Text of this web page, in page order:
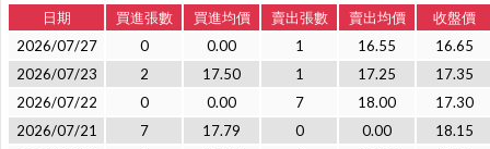
日期 買進張數 買進均價 賣出張數 賣出均價
收盤價
2026/07/27
0 0.00 1 16.55
16.65
2026/07/23
2 17.50 1 17.25
17.35
2026/07/22
0 0.00 7 18.00
17.30
2026/07/21
7 17.79 0 0.00
18.15